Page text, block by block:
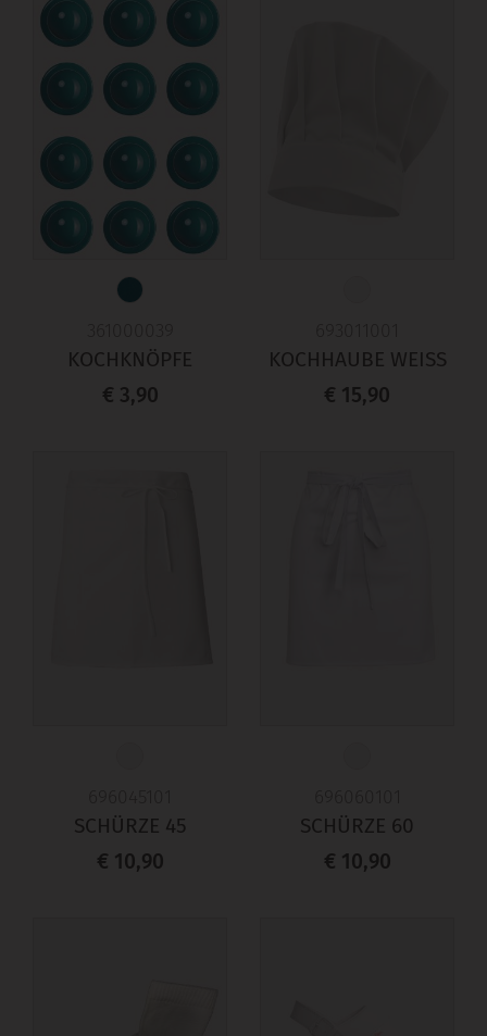
KOCHKNÖPFE
€ 3,90
KOCHHAUBE WEISS
€ 15,90
SCHÜRZE 45
€ 10,90
SCHÜRZE 60
€ 10,90